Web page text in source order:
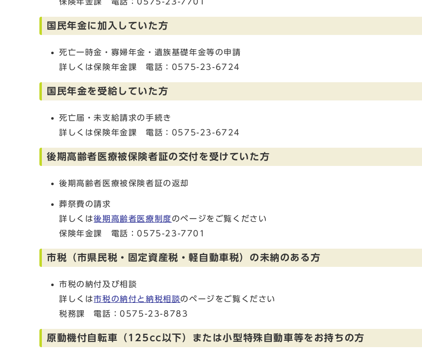
国民年金に加入していた方
死亡一時金・寡婦年金・遺族基礎年金等の申請
詳しくは保険年金課 電話：0575-23-6724
国民年金を受給していた方
死亡届・未支給請求の手続き
詳しくは保険年金課 電話：0575-23-6724
後期高齢者医療被保険者証の交付を受けていた方
後期高齢者医療被保険者証の返却
葬祭費の請求
詳しくは後期高齢者医療制度のページをご覧ください
保険年金課 電話：0575-23-7701
市税（市県民税・固定資産税・軽自動車税）の未納のある方
市税の納付及び相談
詳しくは市税の納付と納税相談のページをご覧ください
税務課 電話：0575-23-8783
原動機付自転車（125cc以下）または小型特殊自動車等をお持ちの方